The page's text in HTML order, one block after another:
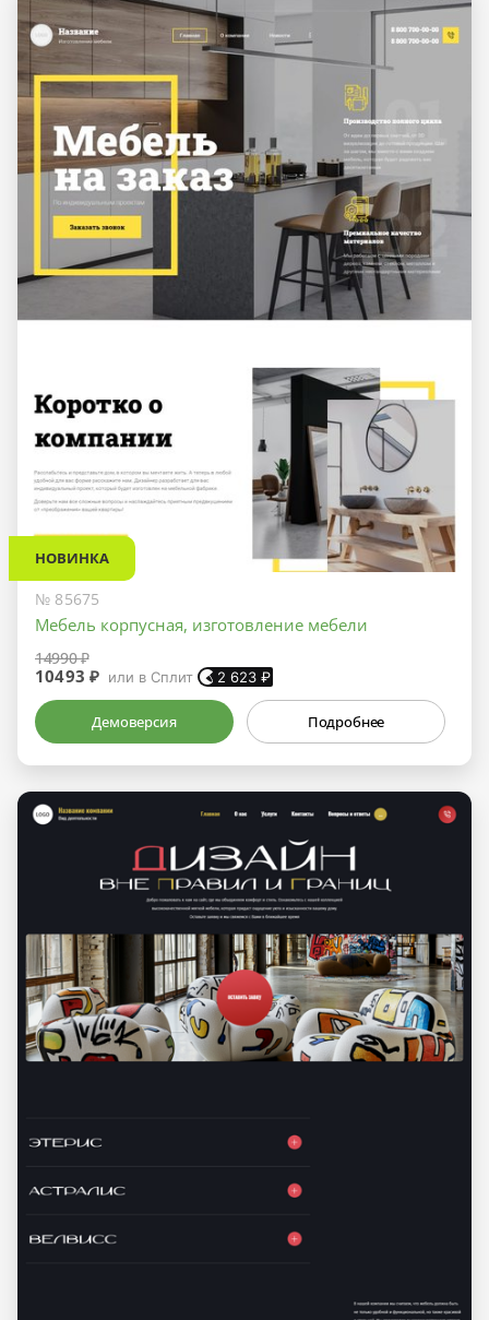
НОВИНКА
№ 85675
Мебель корпусная, изготовление мебели
14990 ₽
10493 ₽ или в Сплит 2 623 ₽
Демоверсия Подробнее